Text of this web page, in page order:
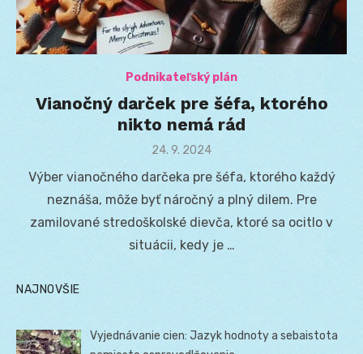
Podnikateľský plán
Vianočný darček pre šéfa, ktorého
nikto nemá rád
Posted
24. 9. 2024
Výber vianočného darčeka pre šéfa, ktorého každý
neznáša, môže byť náročný a plný dilem. Pre
zamilované stredoškolské dievča, ktoré sa ocitlo v
situácii, kedy je …
NAJNOVŠIE
Vyjednávanie cien: Jazyk hodnoty a sebaistota